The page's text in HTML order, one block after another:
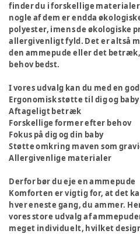
finder du i forskellige materialer
nogle af dem er endda
polyester, imens de økologiske
allergivenligt fyld. Det er altså
den ammepude eller det
behov bedst.
I vores udvalg kan du med en
Ergonomisk støtte til dig og baby
Aftageligt betræk
Forskellige former efter behov
Fokus på dig og din baby
Støtte omkring maven som
Allergivenlige materialer
Derfor bør du eje en ammepude
Komforten er vigtig for, at det
hver eneste gang, du ammer.
vores store udvalg af
meget individuelt, hvilket